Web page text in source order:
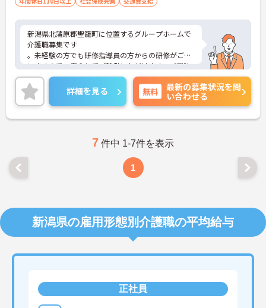
新潟県北蒲原郡聖籠町に位置するグループホームで
介護職募集です
。未経験の方でも研修指導員の方からの研修がござ
いますので、安心してご就業いただけます。ご興味
をお持ちの方には詳細の情報や面接のポイントをお
伝えしますのでお気軽にお問い合わせくださいま
せ。
詳細を見る 無料
最新の募集状況を問
い合わせる
7 件中 1-7件を表示
1
新潟県の雇用形態別介護職の平均給与
正社員